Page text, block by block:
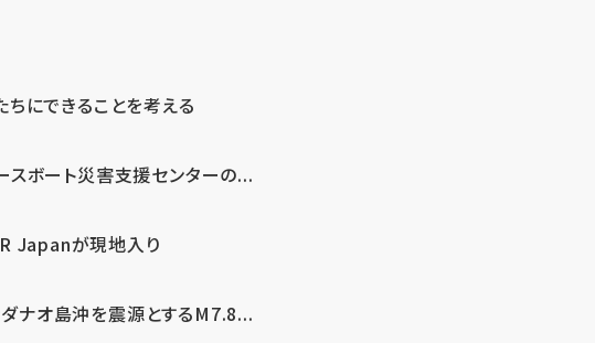
ちにできることを考える
スボート災害支援センターの...
Japanが現地入り
ナオ島沖を震源とするM7.8...